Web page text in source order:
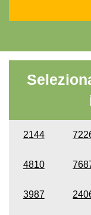
2144
4810
3987